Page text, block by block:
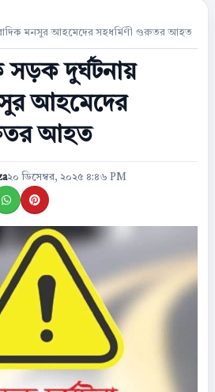
মনসুর আহমেদের সহধর্মিণী গুরুতর আহত
সড়ক দুর্ঘটনায়
আহমেদের
আহত
২০ ডিসেম্বর, ২০২৫ ৪:৪৬ PM
X by Email
Share on WhatsApp
Share on Pinterest